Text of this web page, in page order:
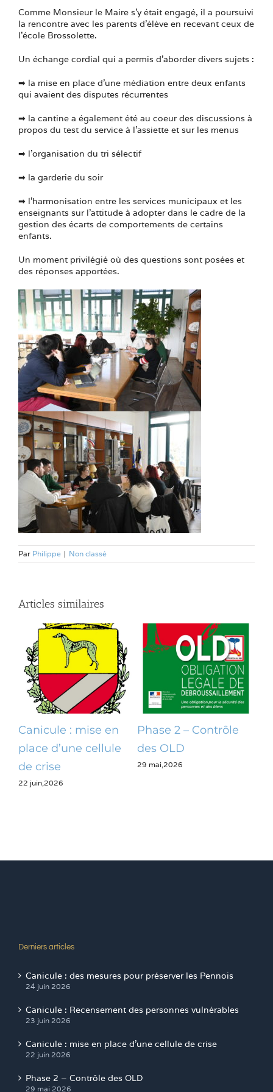
Comme Monsieur le Maire s’y était engagé, il a poursuivi
la rencontre avec les parents d’élève en recevant ceux de
l’école Brossolette.
Un échange cordial qui a permis d’aborder divers sujets :
➡ la mise en place d’une médiation entre deux enfants
qui avaient des disputes récurrentes
➡ la cantine a également été au coeur des discussions à
propos du test du service à l’assiette et sur les menus
➡ l’organisation du tri sélectif
➡ la garderie du soir
➡ l’harmonisation entre les services municipaux et les
enseignants sur l’attitude à adopter dans le cadre de la
gestion des écarts de comportements de certains
enfants.
Un moment privilégié où des questions sont posées et
des réponses apportées.
Par Philippe | Non classé
Articles similaires
Canicule : mise en
place d’une cellule
de crise
22 juin,2026
Phase 2 – Contrôle
des OLD
29 mai,2026
Derniers articles
Canicule : des mesures pour préserver les Pennois
24 juin 2026
Canicule : Recensement des personnes vulnérables
23 juin 2026
Canicule : mise en place d’une cellule de crise
22 juin 2026
Phase 2 – Contrôle des OLD
29 mai 2026